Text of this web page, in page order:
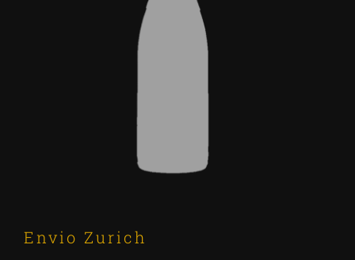
Envio Zurich